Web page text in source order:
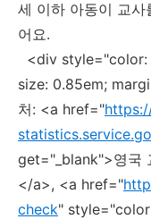
세 이하 아동이 교사
어요.
<div
size: 0.85em;
처: <a href="
get="_blank">영국
</a>, <a href="
check"